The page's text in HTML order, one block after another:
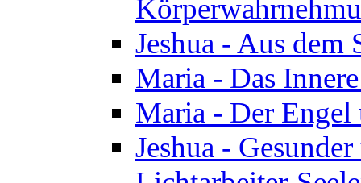
Jeshua - Aus dem
Maria - Das
Maria - Der Engel
Jeshua -